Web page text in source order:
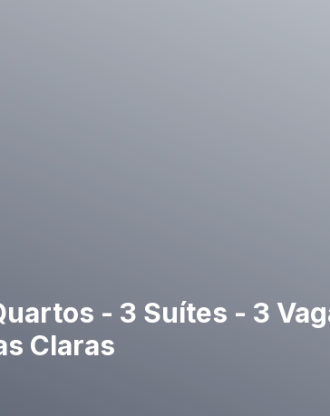
- 3 Suítes - 3
Claras